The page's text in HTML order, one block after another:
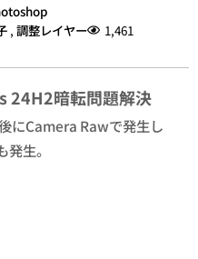
, 調整レイヤー 1,461
24H2暗転問題解決
にCamera Rawで発生し
生。